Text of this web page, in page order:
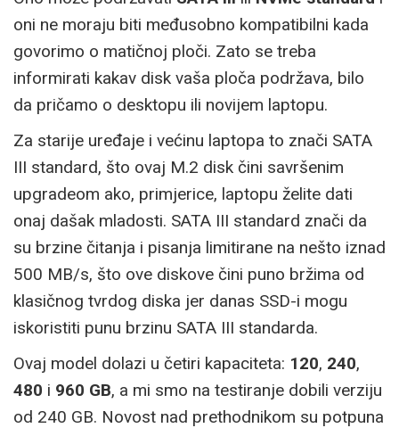
oni ne moraju biti međusobno kompatibilni kada
govorimo o matičnoj ploči. Zato se treba
informirati kakav disk vaša ploča podržava, bilo
da pričamo o desktopu ili novijem laptopu.
Za starije uređaje i većinu laptopa to znači SATA
III standard, što ovaj M.2 disk čini savršenim
upgradeom ako, primjerice, laptopu želite dati
onaj dašak mladosti. SATA III standard znači da
su brzine čitanja i pisanja limitirane na nešto iznad
500 MB/s, što ove diskove čini puno bržima od
klasičnog tvrdog diska jer danas SSD-i mogu
iskoristiti punu brzinu SATA III standarda.
Ovaj model dolazi u četiri kapaciteta: 120, 240,
480 i 960 GB, a mi smo na testiranje dobili verziju
od 240 GB. Novost nad prethodnikom su potpuna